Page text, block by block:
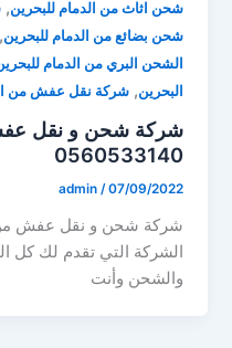
شحن اثاث من الدمام للبحرين,
شحن بضائع من الدمام للبحرين
الشحن البري من الدمام
البحرين,شركة نقل عفش من
شركة شحن و نقل عفش
0560533140
admin /07/09/2022
شركة شحن و نقل عفش من
الشركة التي تقدم لك كل
والشحن وأنت